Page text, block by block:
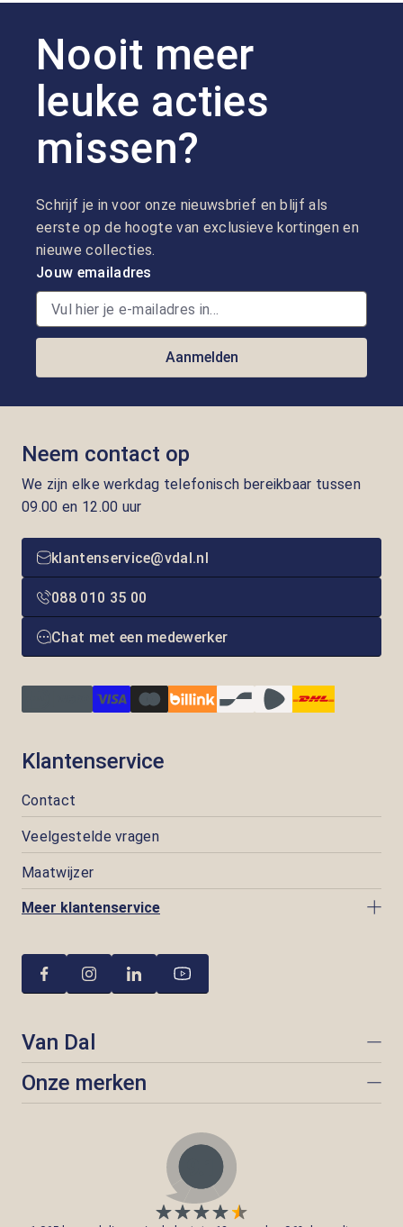
Nooit meer
leuke acties
missen?
Schrijf je in voor onze nieuwsbrief en blijf als
eerste op de hoogte van exclusieve kortingen en
nieuwe collecties.
Jouw emailadres
Aanmelden
Neem contact op
We zijn elke werkdag telefonisch bereikbaar tussen
09.00 en 12.00 uur
klantenservice@vdal.nl
088 010 35 00
Chat met een medewerker
Klantenservice
Contact
Veelgestelde vragen
Maatwijzer
Meer klantenservice
Van Dal
Onze merken